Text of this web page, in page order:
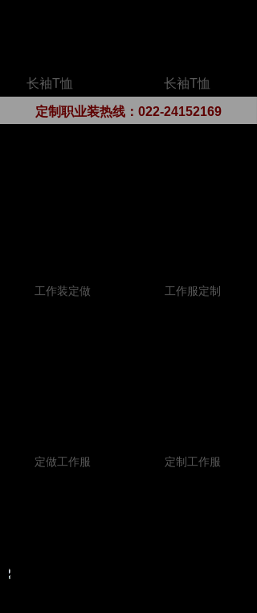
长袖T恤 长袖T恤
定制职业装热线： 022-24152169
工作服定制
工作装定做
定做工作服 定制工作服